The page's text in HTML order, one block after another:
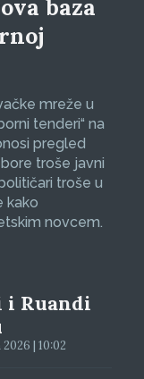
baza
mreže u
tenderi“ na
pregled
troše javni
troše u
kako
novcem.
i Ruandi
| 10:02